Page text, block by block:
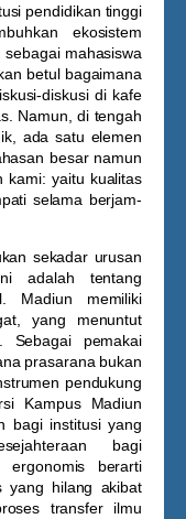
pendidikan tinggi
ekosistem
mahasiswa
betul bagaimana
diskusi di kafe
Namun, di tengah
ada satu elemen
besar namun
kami: yaitu kualitas
selama berjam-
sekadar urusan
adalah tentang
Madiun memiliki
yang menuntut
Sebagai pemakai
prasarana bukan
pendukung
Kampus Madiun
bagi institusi yang
bagi
ergonomis berarti
yang hilang akibat
transfer ilmu